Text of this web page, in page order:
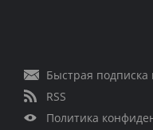
Быстрая подписка
RSS
Политика